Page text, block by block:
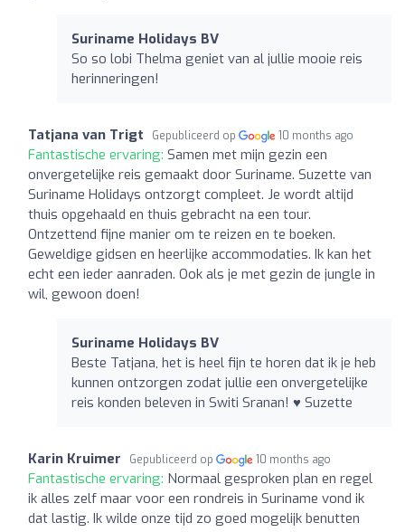
Suriname Holidays BV
So so lobi Thelma geniet van al jullie mooie reis
herinneringen!
Tatjana van Trigt Gepubliceerd op 10 months ago
Fantastische ervaring: Samen met mijn gezin een
onvergetelijke reis gemaakt door Suriname. Suzette van
Suriname Holidays ontzorgt compleet. Je wordt altijd
thuis opgehaald en thuis gebracht na een tour.
Ontzettend fijne manier om te reizen en te boeken.
Geweldige gidsen en heerlijke accommodaties. Ik kan het
echt een ieder aanraden. Ook als je met gezin de jungle in
wil, gewoon doen!
Suriname Holidays BV
Beste Tatjana, het is heel fijn te horen dat ik je heb
kunnen ontzorgen zodat jullie een onvergetelijke
reis konden beleven in Switi Sranan! ♥ Suzette
Karin Kruimer Gepubliceerd op 10 months ago
Fantastische ervaring: Normaal gesproken plan en regel
ik alles zelf maar voor een rondreis in Suriname vond ik
dat lastig. Ik wilde onze tijd zo goed mogelijk benutten